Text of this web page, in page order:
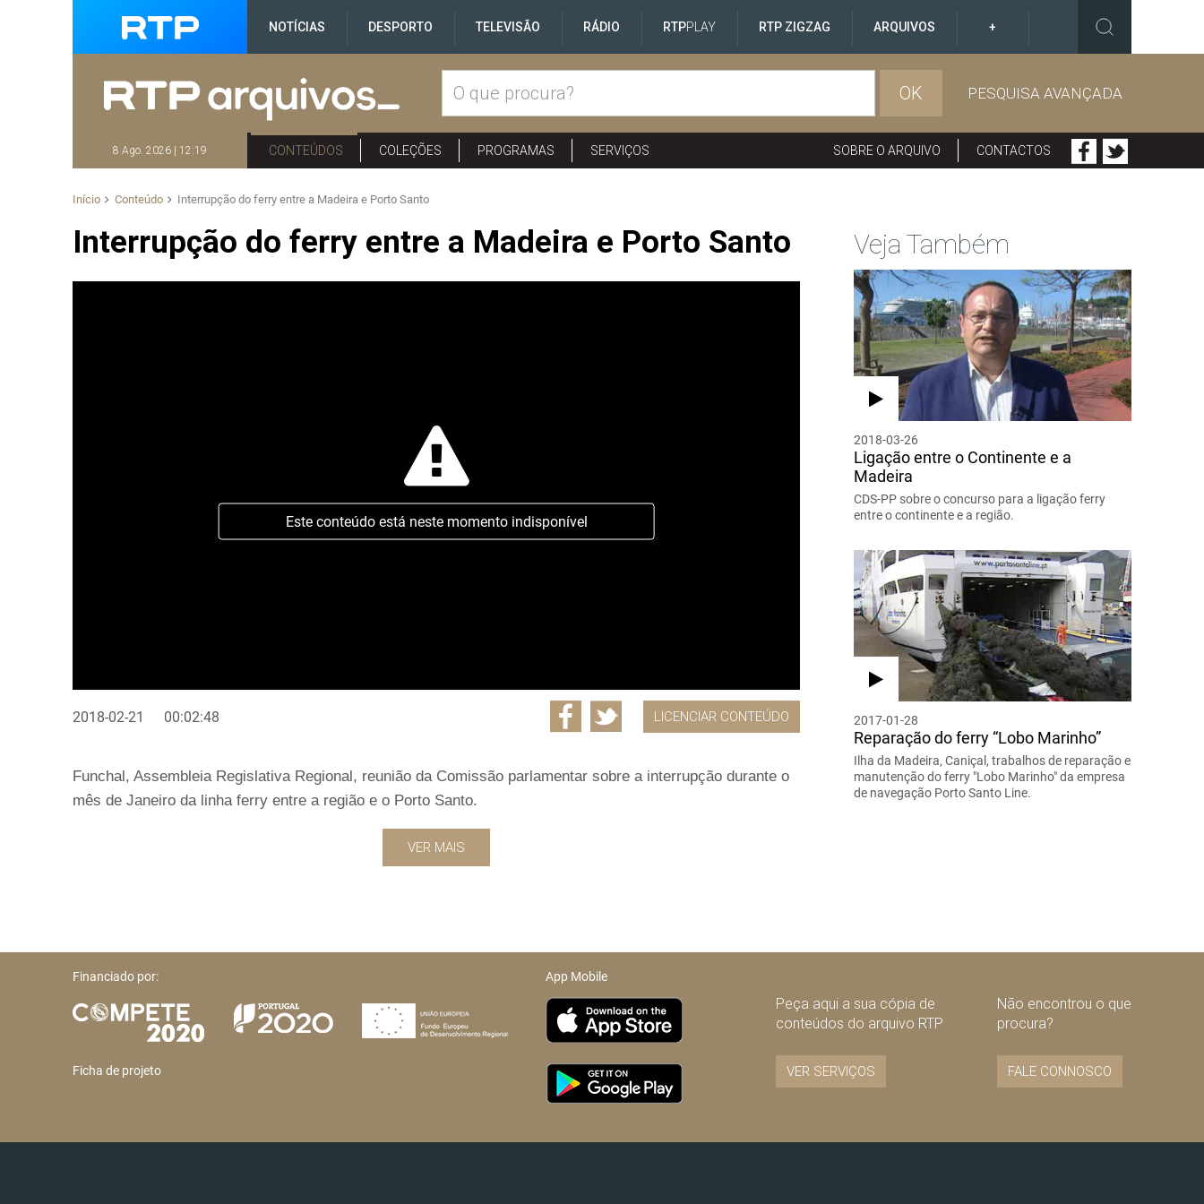
NOTÍCIAS DESPORTO TELEVISÃO RÁDIO RTPPLAY RTP ZIGZAG ARQUIVOS +
OK PESQUISA AVANÇADA
8 Ago. 2026 | 12:19 CONTEÚDOS COLEÇÕES PROGRAMAS SERVIÇOS SOBRE O ARQUIVO CONTACTOS
Início Conteúdo Interrupção do ferry entre a Madeira e Porto Santo
Interrupção do ferry entre a Madeira e Porto Santo
Este conteúdo está neste momento indisponível
2018-02-21 00:02:48 LICENCIAR CONTEÚDO
Funchal, Assembleia Regislativa Regional, reunião da Comissão parlamentar sobre a interrupção durante o
mês de Janeiro da linha ferry entre a região e o Porto Santo.
VER MAIS
Veja Também
2018-03-26
Ligação entre o Continente e a
Madeira
CDS-PP sobre o concurso para a ligação ferry
entre o continente e a região.
2017-01-28
Reparação do ferry “Lobo Marinho”
Ilha da Madeira, Caniçal, trabalhos de reparação e
manutenção do ferry "Lobo Marinho" da empresa
de navegação Porto Santo Line.
Financiado por:
Ficha de projeto
App Mobile
Peça aqui a sua cópia de
conteúdos do arquivo RTP
VER SERVIÇOS
Não encontrou o que
procura?
FALE CONNOSCO